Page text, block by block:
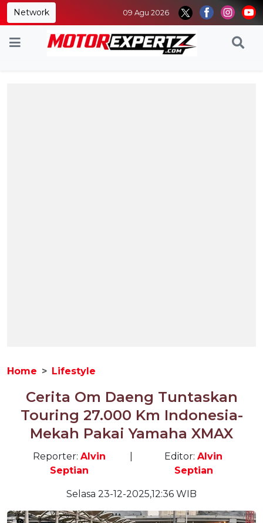
Network 09 Agu 2026
Home Lifestyle
Cerita Om Daeng Tuntaskan
Touring 27.000 Km Indonesia-
Mekah Pakai Yamaha XMAX
Reporter: Alvin
Septian
Editor:Alvin
Septian
Selasa 23-12-2025,12:36 WIB